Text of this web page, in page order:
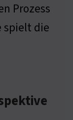
Prozess
spielt die